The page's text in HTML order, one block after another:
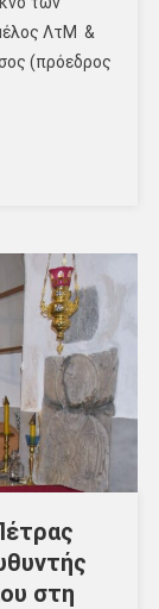
ΛτΜ &
(πρόεδρος
στη